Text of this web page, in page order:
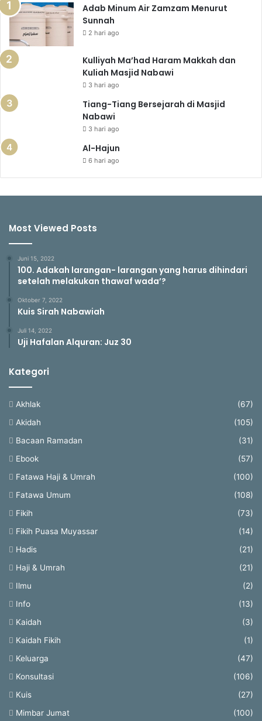
Adab Minum Air Zamzam Menurut
Sunnah
2 hari ago
Kulliyah Ma’had Haram Makkah dan
Kuliah Masjid Nabawi
3 hari ago
Tiang-Tiang Bersejarah di Masjid
Nabawi
3 hari ago
Al-Hajun
6 hari ago
Most Viewed Posts
Juni 15, 2022
100. Adakah larangan- larangan yang harus dihindari
setelah melakukan thawaf wada’?
Oktober 7, 2022
Kuis Sirah Nabawiah
Juli 14, 2022
Uji Hafalan Alquran: Juz 30
Kategori
Akhlak
(67)
Akidah
(105)
Bacaan Ramadan
(31)
Ebook
(57)
Fatawa Haji & Umrah
(100)
Fatawa Umum
(108)
Fikih
(73)
Fikih Puasa Muyassar
(14)
Hadis
(21)
Haji & Umrah
(21)
Ilmu
(2)
Info
(13)
Kaidah
(3)
Kaidah Fikih
(1)
Keluarga
(47)
Konsultasi
(106)
Kuis
(27)
Mimbar Jumat
(100)